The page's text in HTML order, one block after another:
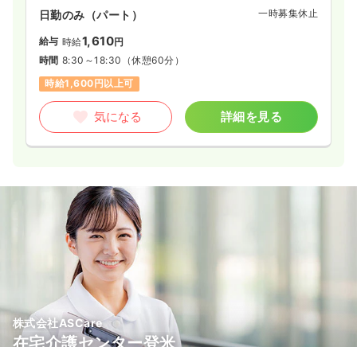
日勤のみ（パート） 一時募集休止
給与 時給1,610円
時間 8:30～18:30 （休憩60分）
時給1,600円以上可
気になる 詳細を見る
株式会社ASCare
在宅介護センター登米